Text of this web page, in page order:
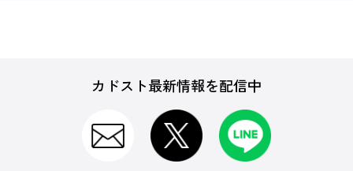
カドスト最新情報を配信中